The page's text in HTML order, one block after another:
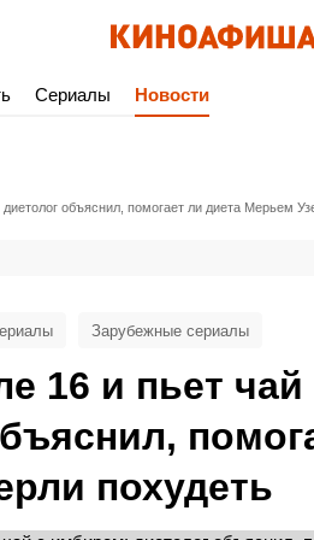
Сериалы Новости
объяснил, помогает ли диета Мерьем
16 и пьет
похудеть
Зарубежные сериалы